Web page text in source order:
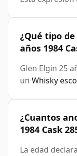
¿Qué tipo
años 1984
Glen Elgin 25
un Whisky
¿Cuantos
1984 Cask
La edad